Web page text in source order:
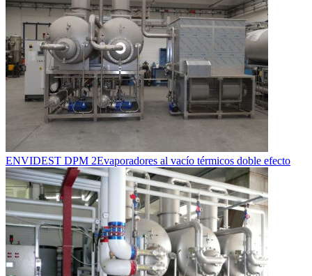
ENVIDEST DPM 2Evaporadores al vacío térmicos doble efecto